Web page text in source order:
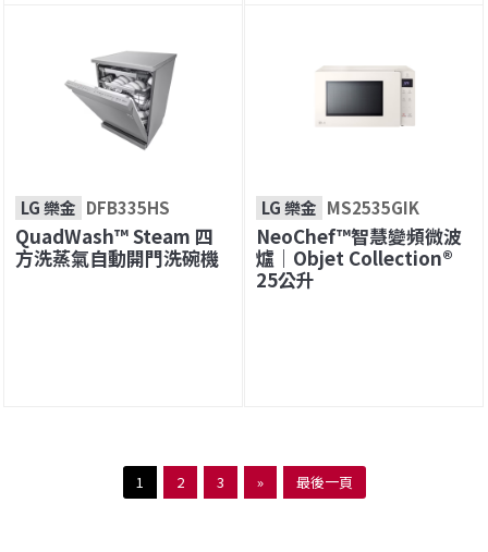
LG 樂金 DFB335HS
QuadWash™ Steam 四
方洗蒸氣自動開門洗碗機
LG 樂金 MS2535GIK
NeoChef™智慧變頻微波
爐｜Objet Collection®
25公升
1 2 3 » 最後一頁